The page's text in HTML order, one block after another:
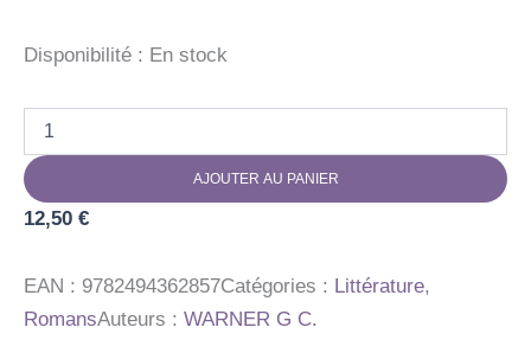
Disponibilité : En stock
LES
ENFANTS
BOXCAR
:
LE
CABANON
AJOUTER AU PANIER
12,50 €
EAN : 9782494362857Catégories : Littérature,
RomansAuteurs : WARNER G C.